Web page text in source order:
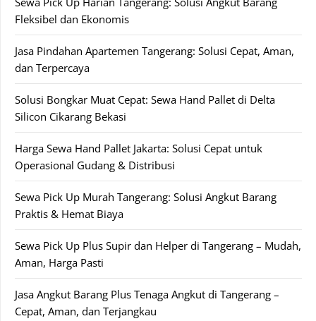
Fleksibel dan Ekonomis
Jasa Pindahan Apartemen Tangerang: Solusi Cepat, Aman,
dan Terpercaya
Solusi Bongkar Muat Cepat: Sewa Hand Pallet di Delta
Silicon Cikarang Bekasi
Harga Sewa Hand Pallet Jakarta: Solusi Cepat untuk
Operasional Gudang & Distribusi
Sewa Pick Up Murah Tangerang: Solusi Angkut Barang
Praktis & Hemat Biaya
Sewa Pick Up Plus Supir dan Helper di Tangerang – Mudah,
Aman, Harga Pasti
Jasa Angkut Barang Plus Tenaga Angkut di Tangerang –
Cepat, Aman, dan Terjangkau